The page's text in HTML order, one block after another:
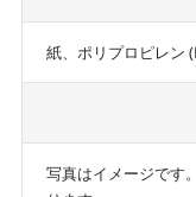
紙、ポリプロピレン
写真はイメージです